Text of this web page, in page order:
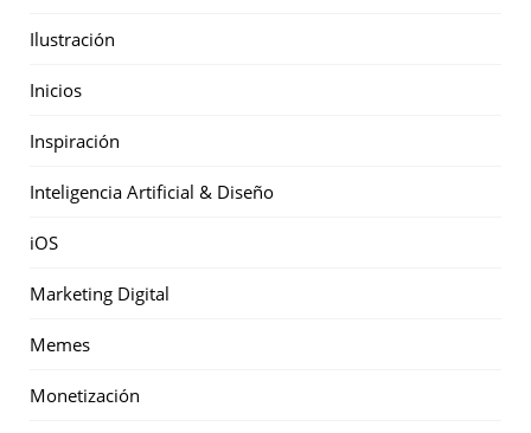
Ilustración
Inicios
Inspiración
Inteligencia Artificial & Diseño
iOS
Marketing Digital
Memes
Monetización